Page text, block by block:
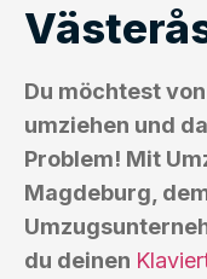
Du möchtest
umziehen und
Problem! Mit
Magdeburg,
du deinen